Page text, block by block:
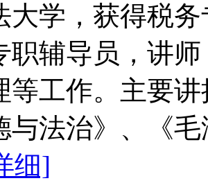
大学，获得税
职辅导员，讲
等工作。主要
与法治》、《
细]